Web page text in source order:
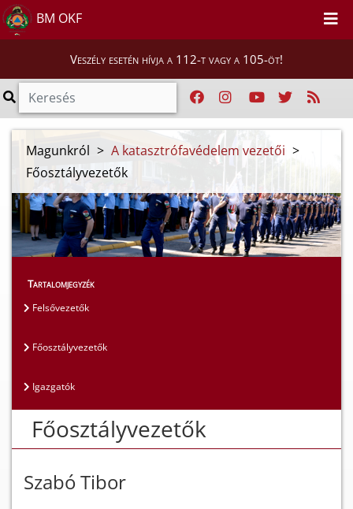
BM OKF
Veszély esetén hívja a 112-t vagy a 105-öt!
Magunkról > A katasztrófavédelem vezetői >
Főosztályvezetők
Tartalomjegyzék
Felsővezetők
Főosztályvezetők
Igazgatók
Főosztályvezetők
Szabó Tibor